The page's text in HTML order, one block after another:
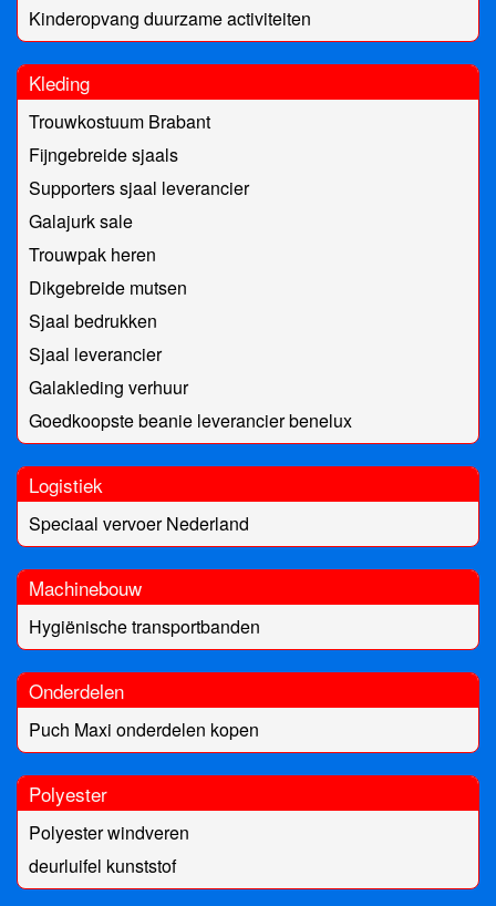
Kinderopvang duurzame activiteiten
Kleding
Trouwkostuum Brabant
Fijngebreide sjaals
Supporters sjaal leverancier
Galajurk sale
Trouwpak heren
Dikgebreide mutsen
Sjaal bedrukken
Sjaal leverancier
Galakleding verhuur
Goedkoopste beanie leverancier benelux
Logistiek
Speciaal vervoer Nederland
Machinebouw
Hygiënische transportbanden
Onderdelen
Puch Maxi onderdelen kopen
Polyester
Polyester windveren
deurluifel kunststof